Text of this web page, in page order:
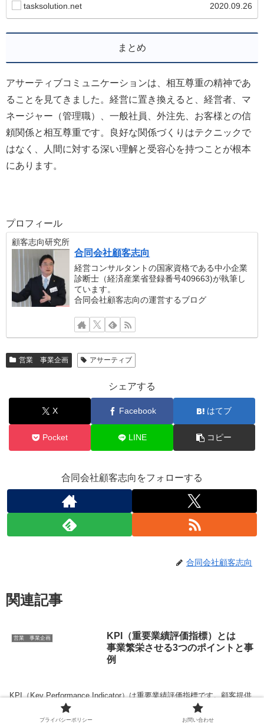
tasksolution.net 2020.09.26
まとめ
アサーティブコミュニケーションは、相互尊重の精神であ
ることを見てきました。経営に置き換えると、経営者、マ
ネージャー（管理職）、一般社員、外注先、お客様との信
頼関係と相互尊重です。良好な関係づくりはテクニックで
はなく、人間に対する深い理解と受容心を持つことが根本
にあります。
プロフィール
顧客志向研究所
合同会社顧客志向
経営コンサルタントの国家資格である中小企業
診断士（経済産業省登録番号409663)が執筆し
ています。
合同会社顧客志向の運営するブログ
営業 事業企画 アサーティブ
シェアする
X Facebook はてブ
Pocket LINE コピー
合同会社顧客志向をフォローする
合同会社顧客志向
関連記事
営業 事業企画
KPI（重要業績評価指標）とは
事業繁栄させる3つのポイントと事
例
KPI（Key Performance Indicator）は重要業績評価指標です。顧客提供
価値へのシナリオにおける目標値です。KPIは事業の業績を進捗、管理
するうえで、最も重要な指標です。KPIの活用方法、事例について、3
つのポイントをわかりやすく考察します。
プライバシーポリシー お問い合わせ